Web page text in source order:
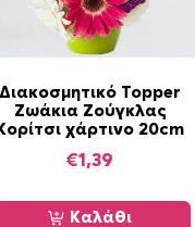
Διακοσμητικό Topper
Ζωάκια Ζούγκλας
Κορίτσι χάρτινο 20cm
€1,39
Καλάθι